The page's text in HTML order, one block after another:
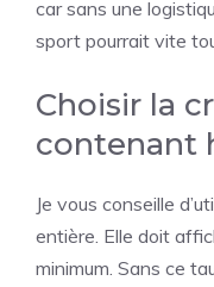
car sans une
sport pourrait vite
Choisir la
contenant
Je vous conseille
entière. Elle doit
minimum. Sans ce